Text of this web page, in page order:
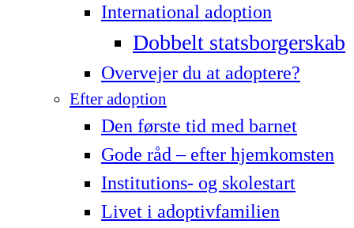
International adoption
Dobbelt statsborgerskab
Overvejer du at adoptere?
Efter adoption
Den første tid med barnet
Gode råd – efter hjemkomsten
Institutions- og skolestart
Livet i adoptivfamilien